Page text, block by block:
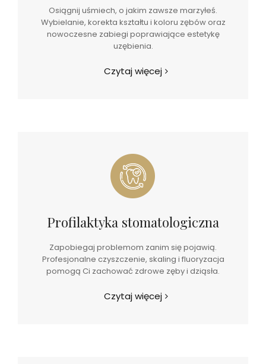
Osiągnij uśmiech, o jakim zawsze marzyłeś.
Wybielanie, korekta kształtu i koloru zębów oraz
nowoczesne zabiegi poprawiające estetykę
uzębienia.
Czytaj więcej
Profilaktyka stomatologiczna
Zapobiegaj problemom zanim się pojawią.
Profesjonalne czyszczenie, skaling i fluoryzacja
pomogą Ci zachować zdrowe zęby i dziąsła.
Czytaj więcej